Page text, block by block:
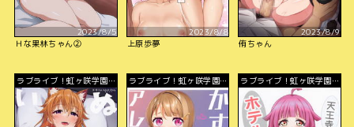
2023/8/5
Ｈな果林ちゃん②
2023/8/8
上原歩夢
2023/8/9
侑ちゃん
ラブライブ！虹ヶ咲学園ス
クールアイドル同好会
ラブライブ！虹ヶ咲学園ス
クールアイドル同好会
ラブライブ！虹ヶ咲学園ス
クールアイドル同好会